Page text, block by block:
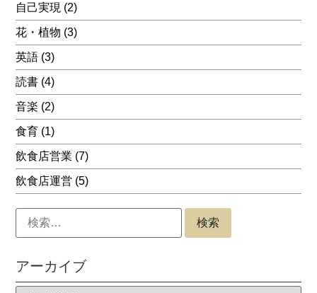
自己実現 (2)
花・植物 (3)
英語 (3)
読書 (4)
音楽 (2)
食育 (1)
飲食店営業 (7)
飲食店運営 (5)
アーカイブ